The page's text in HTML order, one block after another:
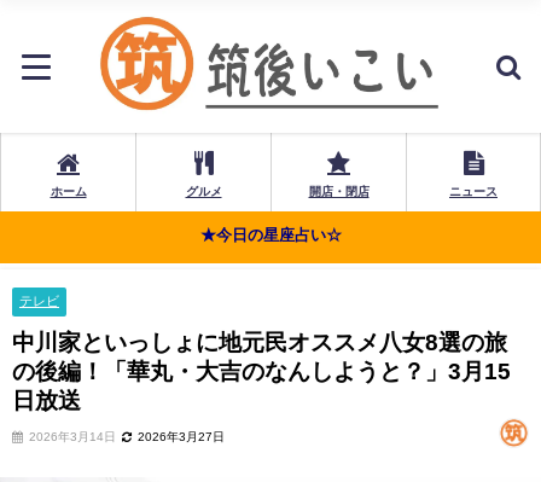
ホーム グルメ 開店・閉店 ニュース
★今日の星座占い☆
テレビ
中川家といっしょに地元民オススメ八女8選の旅
の後編！「華丸・大吉のなんしようと？」3月15
日放送
2026年3月14日 2026年3月27日